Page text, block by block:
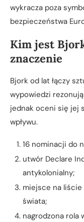
wykracza poza
bezpieczeństwa
Kim jest
znaczenie
Bjork od lat łączy
wypowiedzi
jednak oceni się jej
wpływu.
16 nominacji do
utwór Declare
antykolonialny;
miejsce na liście
świata;
nagrodzona rola